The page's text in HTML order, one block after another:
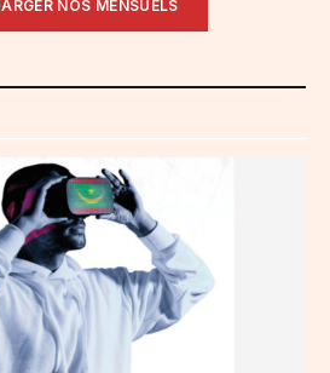
NOS MENSUELS